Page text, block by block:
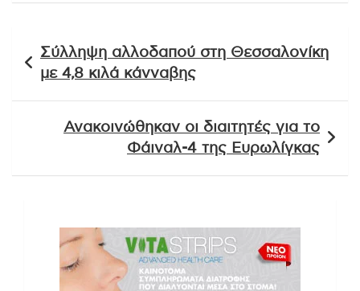
άρθρων
Σύλληψη αλλοδαπού στη Θεσσαλονίκη
με 4,8 κιλά κάνναβης
Ανακοινώθηκαν οι διαιτητές για το
Φάιναλ-4 της Ευρωλίγκας